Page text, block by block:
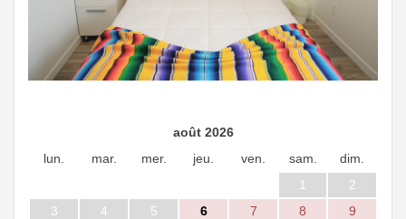
août 2026
lun.
mar. mer. jeu. ven. sam.
dim.
1
2
3
4 5 6 7 8
9